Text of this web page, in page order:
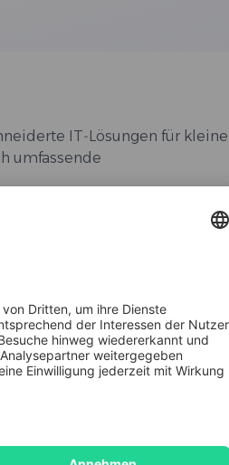
IT‑Lösungen für kleine
umfassende
auf ihr Kerngeschäft
Fulfillment
D2C